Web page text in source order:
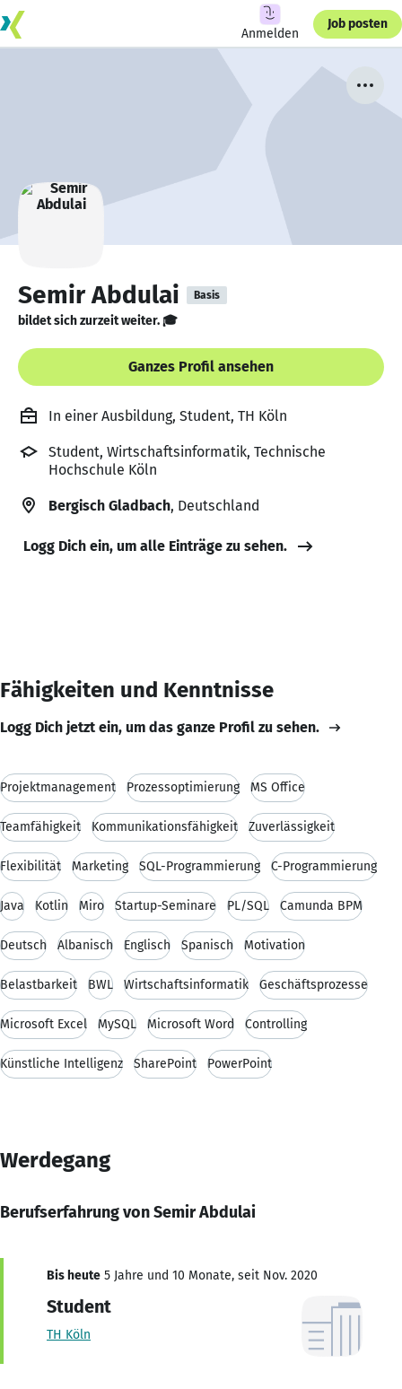
Anmelden
Job posten
Semir Abdulai Basis
bildet sich zurzeit weiter. 🎓
Ganzes Profil ansehen
In einer Ausbildung, Student, TH Köln
Student, Wirtschaftsinformatik, Technische
Hochschule Köln
Bergisch Gladbach, Deutschland
Logg Dich ein, um alle Einträge zu sehen.
Fähigkeiten und Kenntnisse
Logg Dich jetzt ein, um das ganze Profil zu sehen.
Projektmanagement Prozessoptimierung MS Office
Teamfähigkeit Kommunikationsfähigkeit Zuverlässigkeit
Flexibilität Marketing SQL-Programmierung C-Programmierung
Java Kotlin Miro Startup-Seminare PL/SQL Camunda BPM
Deutsch Albanisch Englisch Spanisch Motivation
Belastbarkeit BWL Wirtschaftsinformatik Geschäftsprozesse
Microsoft Excel MySQL Microsoft Word Controlling
Künstliche Intelligenz SharePoint PowerPoint
Werdegang
Berufserfahrung von Semir Abdulai
Bis heute 5 Jahre und 10 Monate, seit Nov. 2020
Student
TH Köln